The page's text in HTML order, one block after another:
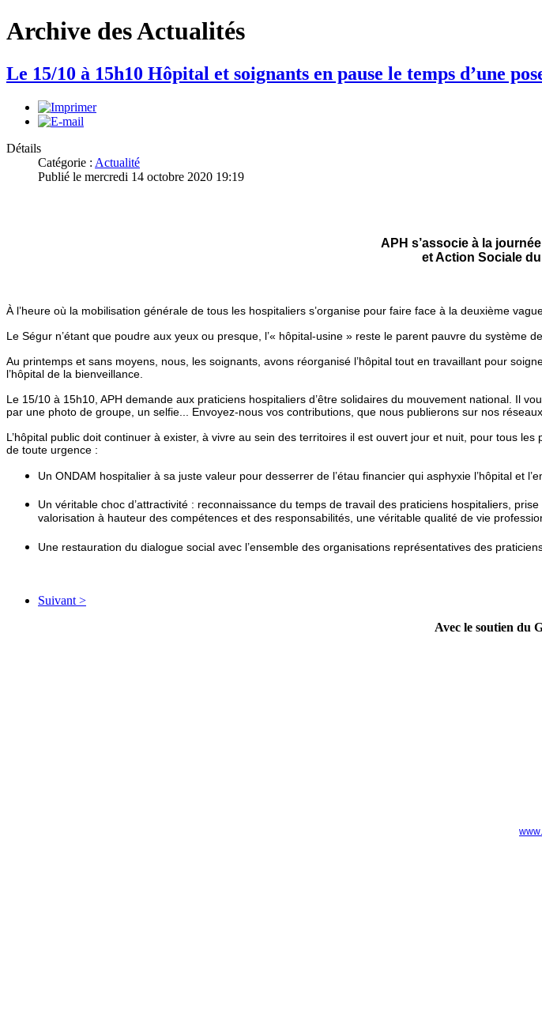
Archive des Actualités
Le 15/10 à 15h10 Hôpital et soignants en pause le temps d’une
Détails
Catégorie : Actualité
Publié le mercredi 14 octobre 2020 19:19
APH s’associe à la
et Action Sociale
À l’heure où la mobilisation générale de tous les hospitaliers s’organise pour faire face à la deuxième
Le Ségur n’étant que poudre aux yeux ou presque, l’« hôpital-usine » reste le parent pauvre du
Au printemps et sans moyens, nous, les soignants, avons réorganisé l’hôpital tout en travaillant pour
l’hôpital de la bienveillance.
Le 15/10 à 15h10, APH demande aux praticiens hospitaliers d’être solidaires du mouvement national. Il
par une photo de groupe, un selfie... Envoyez-nous vos contributions, que nous publierons sur nos
L’hôpital public doit continuer à exister, à vivre au sein des territoires il est ouvert jour et nuit, pour tous
de toute urgence :
Un ONDAM hospitalier à sa juste valeur pour desserrer de l’étau financier qui asphyxie l’hôpital et
Un véritable choc d’attractivité : reconnaissance du temps de travail des praticiens hospitaliers,
valorisation à hauteur des compétences et des responsabilités, une véritable qualité de vie
Une restauration du dialogue social avec l’ensemble des organisations représentatives des
Suivant >
Avec le soutien du